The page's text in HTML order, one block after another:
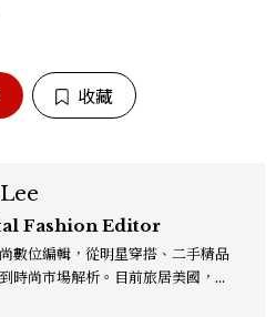
收藏
Fashion Editor
數位編輯，從明星穿搭、二手精品
時尚市場解析。目前旅居美國，同